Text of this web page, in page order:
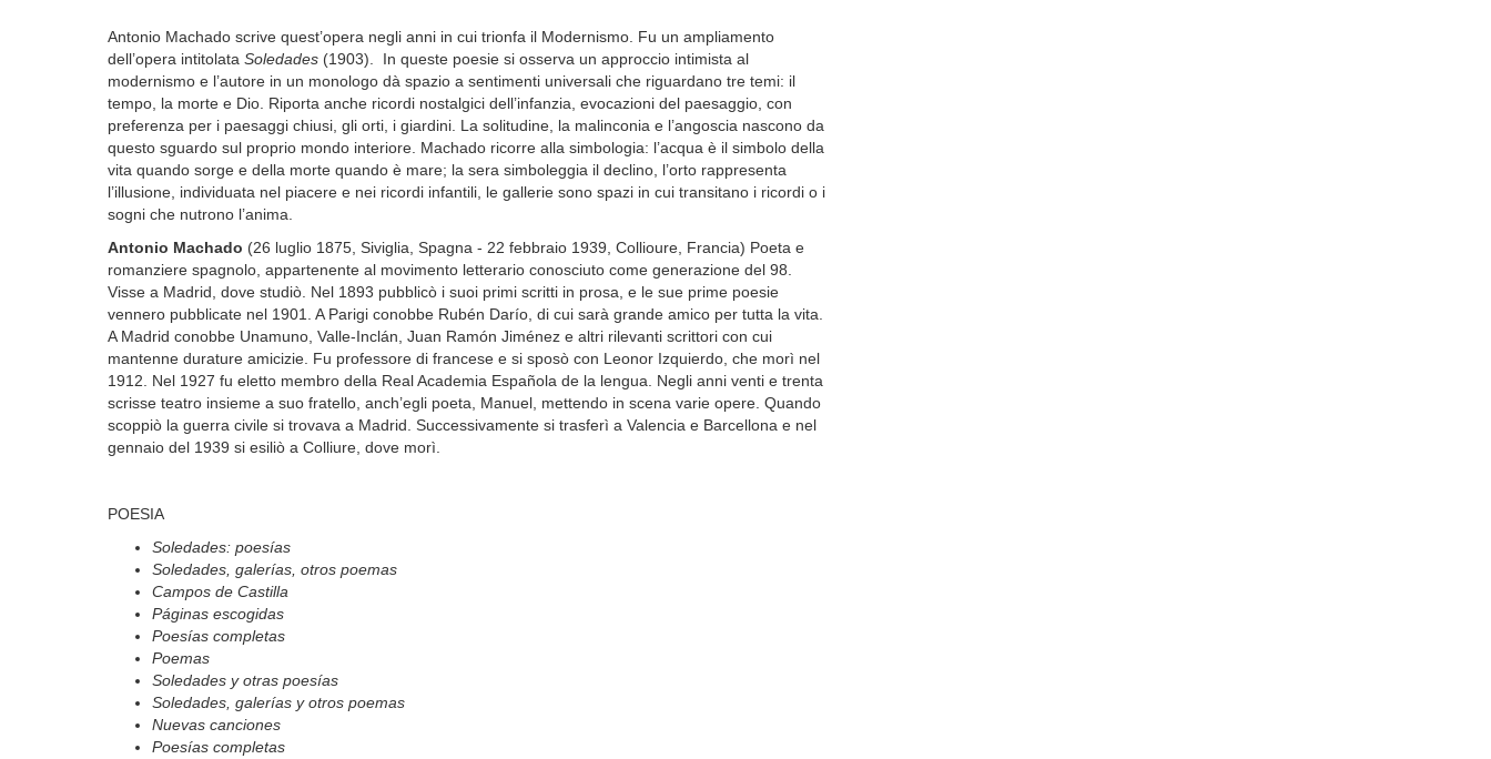
Antonio Machado scrive quest’opera negli anni in cui trionfa il Modernismo. Fu un ampliamento
dell’opera intitolata Soledades (1903). In queste poesie si osserva un approccio intimista al
modernismo e l’autore in un monologo dà spazio a sentimenti universali che riguardano tre temi: il
tempo, la morte e Dio. Riporta anche ricordi nostalgici dell’infanzia, evocazioni del paesaggio, con
preferenza per i paesaggi chiusi, gli orti, i giardini. La solitudine, la malinconia e l’angoscia nascono da
questo sguardo sul proprio mondo interiore. Machado ricorre alla simbologia: l’acqua è il simbolo della
vita quando sorge e della morte quando è mare; la sera simboleggia il declino, l’orto rappresenta
l’illusione, individuata nel piacere e nei ricordi infantili, le gallerie sono spazi in cui transitano i ricordi o i
sogni che nutrono l’anima.
Antonio Machado (26 luglio 1875, Siviglia, Spagna - 22 febbraio 1939, Collioure, Francia) Poeta e
romanziere spagnolo, appartenente al movimento letterario conosciuto come generazione del 98.
Visse a Madrid, dove studiò. Nel 1893 pubblicò i suoi primi scritti in prosa, e le sue prime poesie
vennero pubblicate nel 1901. A Parigi conobbe Rubén Darío, di cui sarà grande amico per tutta la vita.
A Madrid conobbe Unamuno, Valle-Inclán, Juan Ramón Jiménez e altri rilevanti scrittori con cui
mantenne durature amicizie. Fu professore di francese e si sposò con Leonor Izquierdo, che morì nel
1912. Nel 1927 fu eletto membro della Real Academia Española de la lengua. Negli anni venti e trenta
scrisse teatro insieme a suo fratello, anch’egli poeta, Manuel, mettendo in scena varie opere. Quando
scoppiò la guerra civile si trovava a Madrid. Successivamente si trasferì a Valencia e Barcellona e nel
gennaio del 1939 si esiliò a Colliure, dove morì.
POESIA
Soledades: poesías
Soledades, galerías, otros poemas
Campos de Castilla
Páginas escogidas
Poesías completas
Poemas
Soledades y otras poesías
Soledades, galerías y otros poemas
Nuevas canciones
Poesías completas